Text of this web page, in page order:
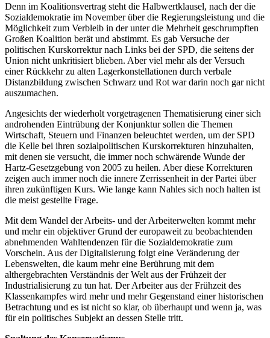
Denn im Koalitionsvertrag steht die Halbwertklausel, nach der die
Sozialdemokratie im November über die Regierungsleistung und die
Möglichkeit zum Verbleib in der unter die Mehrheit geschrumpften
Großen Koalition berät und abstimmt. Es gab Versuche der
politischen Kurskorrektur nach Links bei der SPD, die seitens der
Union nicht unkritisiert blieben. Aber viel mehr als der Versuch
einer Rückkehr zu alten Lagerkonstellationen durch verbale
Distanzbildung zwischen Schwarz und Rot war darin noch gar nicht
auszumachen.
Angesichts der wiederholt vorgetragenen Thematisierung einer sich
androhenden Eintrübung der Konjunktur sollen die Themen
Wirtschaft, Steuern und Finanzen beleuchtet werden, um der SPD
die Kelle bei ihren sozialpolitischen Kurskorrekturen hinzuhalten,
mit denen sie versucht, die immer noch schwärende Wunde der
Hartz-Gesetzgebung von 2005 zu heilen. Aber diese Korrekturen
zeigen auch immer noch die innere Zerrissenheit in der Partei über
ihren zukünftigen Kurs. Wie lange kann Nahles sich noch halten ist
die meist gestellte Frage.
Mit dem Wandel der Arbeits- und der Arbeiterwelten kommt mehr
und mehr ein objektiver Grund der europaweit zu beobachtenden
abnehmenden Wahltendenzen für die Sozialdemokratie zum
Vorschein. Aus der Digitalisierung folgt eine Veränderung der
Lebenswelten, die kaum mehr eine Berührung mit dem
althergebrachten Verständnis der Welt aus der Frühzeit der
Industrialisierung zu tun hat. Der Arbeiter aus der Frühzeit des
Klassenkampfes wird mehr und mehr Gegenstand einer historischen
Betrachtung und es ist nicht so klar, ob überhaupt und wenn ja, was
für ein politisches Subjekt an dessen Stelle tritt.